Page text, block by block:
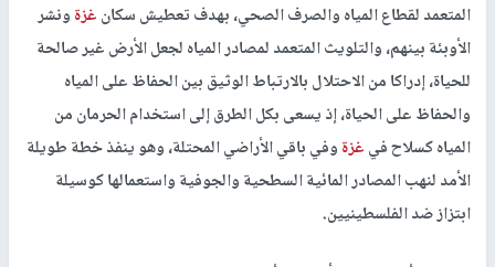
المتعمد لقطاع المياه والصرف الصحي، بهدف تعطيش سكانغزةونشر
الأوبئة بينهم، والتلويث المتعمد لمصادر المياه لجعل الأرض غير صالحة
للحياة، إدراكا من الاحتلال بالارتباط الوثيق بين الحفاظ على المياه
والحفاظ على الحياة، إذ يسعى بكل الطرق إلى استخدام الحرمان من
المياه كسلاح فيغزةوفي باقي الأراضي المحتلة، وهو ينفذ خطة طويلة
الأمد لنهب المصادر المائية السطحية والجوفية واستعمالها كوسيلة
ابتزاز ضد الفلسطينيين.